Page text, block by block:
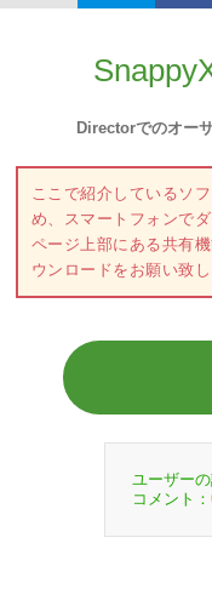
Directorでのオー
ここで紹介しているソ
め、スマートフォンで
ページ上部にある共有
ウンロードをお願い致し
ユーザー
コメント：